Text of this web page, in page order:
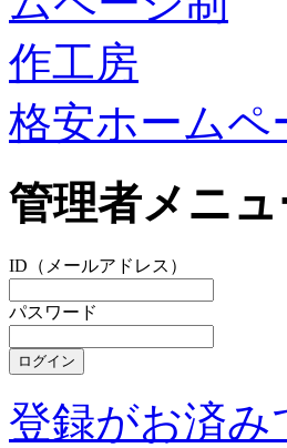
格安ホームペ
管理者メニュ
ID（メールアドレス）
パスワード
登録がお済